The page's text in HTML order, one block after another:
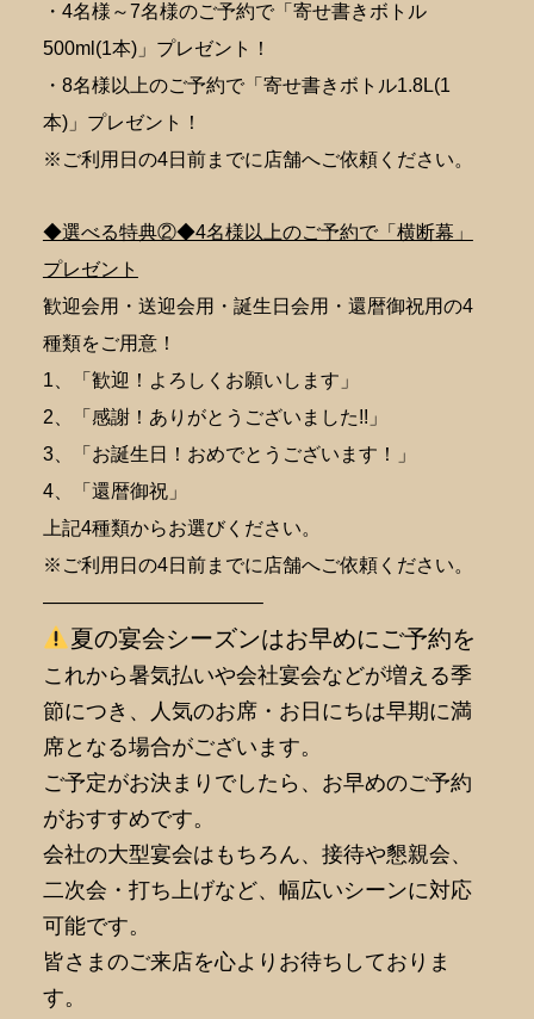
・4名様～7名様のご予約で「寄せ書きボトル
500ml(1本)」プレゼント！
・8名様以上のご予約で「寄せ書きボトル1.8L(1
本)」プレゼント！
※ご利用日の4日前までに店舗へご依頼ください。
◆選べる特典②◆4名様以上のご予約で「横断幕」
プレゼント
歓迎会用・送迎会用・誕生日会用・還暦御祝用の4
種類をご用意！
1、「歓迎！よろしくお願いします」
2、「感謝！ありがとうございました!!」
3、「お誕生日！おめでとうございます！」
4、「還暦御祝」
上記4種類からお選びください。
※ご利用日の4日前までに店舗へご依頼ください。
———————————–
夏の宴会シーズンはお早めにご予約を
これから暑気払いや会社宴会などが増える季
節につき、人気のお席・お日にちは早期に満
席となる場合がございます。
ご予定がお決まりでしたら、お早めのご予約
がおすすめです。
会社の大型宴会はもちろん、接待や懇親会、
二次会・打ち上げなど、幅広いシーンに対応
可能です。
皆さまのご来店を心よりお待ちしておりま
す。